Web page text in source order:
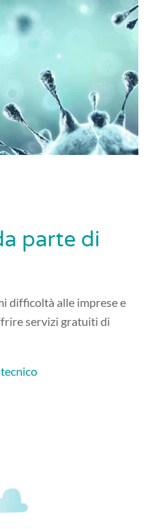
parte di
difficoltà alle imprese e
servizi gratuiti di